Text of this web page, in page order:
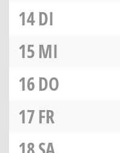
14DI
15MI
16DO
17FR